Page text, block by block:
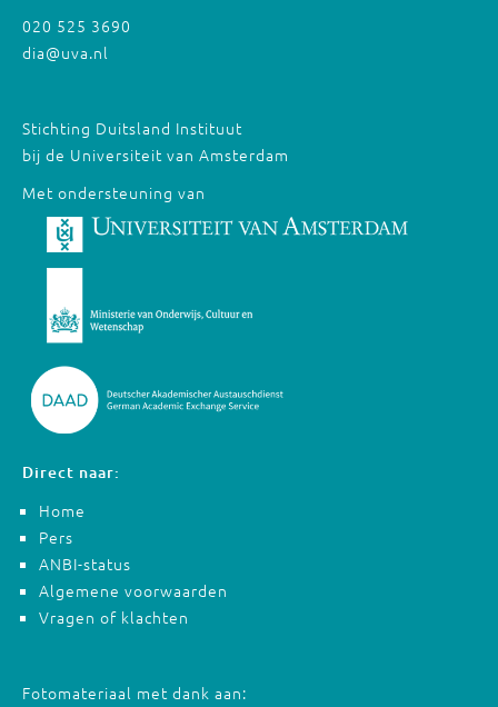
020 525 3690
dia@uva.nl
Stichting Duitsland Instituut
bij de Universiteit van Amsterdam
Met ondersteuning van
Direct naar:
Home
Pers
ANBI-status
Algemene voorwaarden
Vragen of klachten
Fotomateriaal met dank aan: